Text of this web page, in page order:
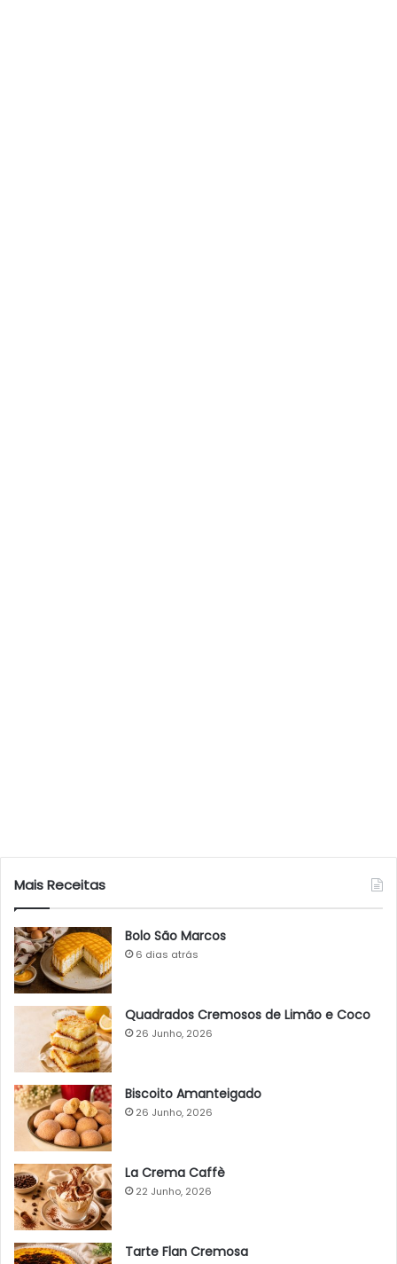
Mais Receitas
Bolo São Marcos
6 dias atrás
Quadrados Cremosos de Limão e Coco
26 Junho, 2026
Biscoito Amanteigado
26 Junho, 2026
La Crema Caffè
22 Junho, 2026
Tarte Flan Cremosa